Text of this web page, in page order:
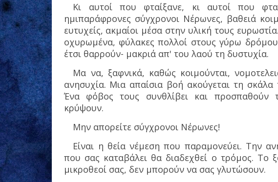
Κι αυτοί που φταίξανε, κι αυτοί που
ημιπαράφρονες σύγχρονοι Νέρωνες, βαθειά
ευτυχείς, ακμαίοι μέσα στην υλική τους
οχυρωμένα, φύλακες πολλοί στους γύρω
έτσι θαρρούν- μακριά απ' του λαού τη δυστυχία.
Μα να, ξαφνικά, καθώς κοιμούνται,
ανησυχία. Μια απαίσια βοή ακούγεται τη σκάλα
Ένα φόβος τους συνθλίβει και
κρύψουν.
Μην απορείτε σύγχρονοι Νέρωνες!
Είναι η θεία νέμεση που παραμονεύει. Την
που σας καταβάλει θα διαδεχθεί ο τρόμος. Το
μικροθεοί σας, δεν μπορούν να σας γλυτώσουν.